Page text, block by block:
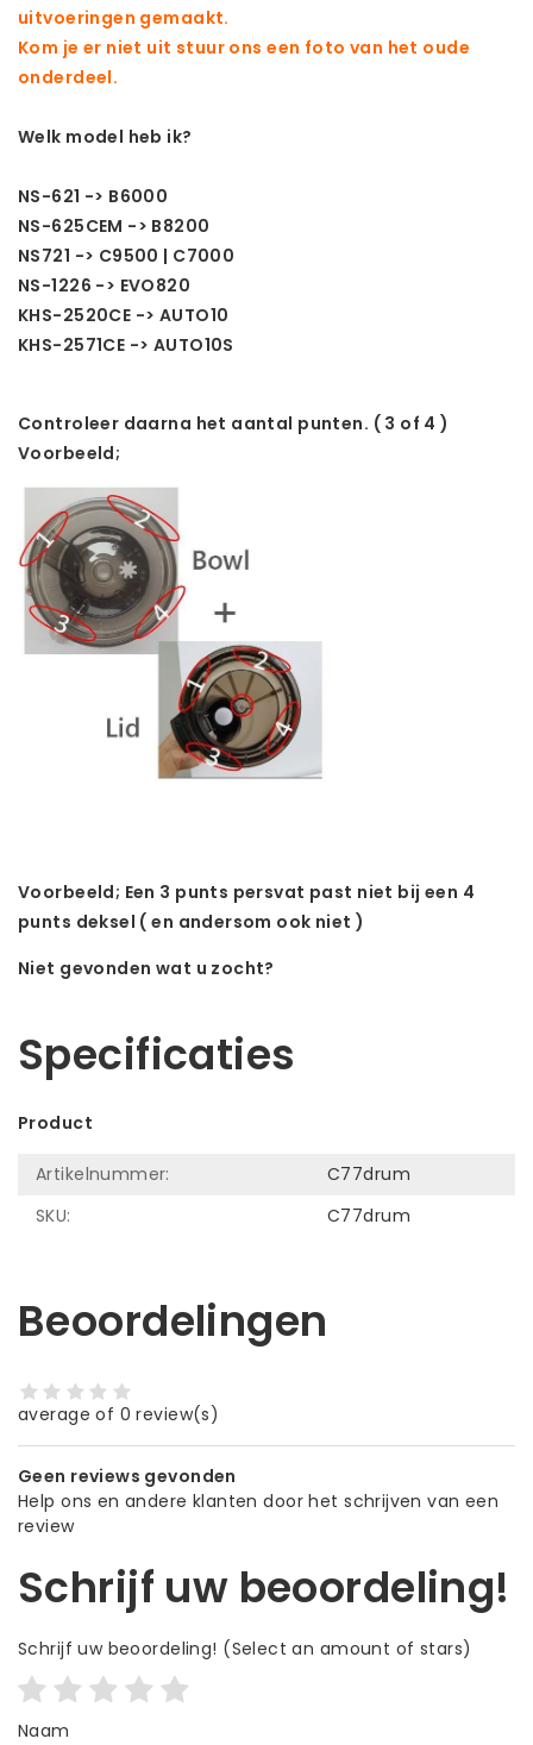
uitvoeringen gemaakt.
Kom je er niet uit stuur ons een foto van het oude
onderdeel.
Welk model heb ik?
NS-621 -> B6000
NS-625CEM -> B8200
NS721 -> C9500 | C7000
NS-1226 -> EVO820
KHS-2520CE -> AUTO10
KHS-2571CE -> AUTO10S
Controleer daarna het aantal punten. ( 3 of 4 )
Voorbeeld;
Voorbeeld; Een 3 punts persvat past niet bij een 4
punts deksel ( en andersom ook niet )
Niet gevonden wat u zocht?
Specificaties
Product
Artikelnummer:
C77drum
SKU:
C77drum
Beoordelingen
average of 0 review(s)
Geen reviews gevonden
Help ons en andere klanten door het schrijven van een
review
Schrijf uw beoordeling!
Schrijf uw beoordeling! (Select an amount of stars)
Naam